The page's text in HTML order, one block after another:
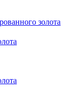
золота